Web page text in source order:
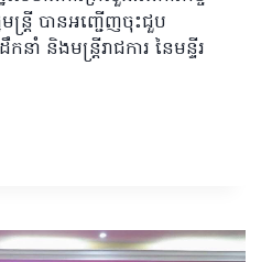
ន្រ្តី បានអញ្ជើញចុះជួប
និងមន្ត្រីរាជការ នៃមន្ទីរ